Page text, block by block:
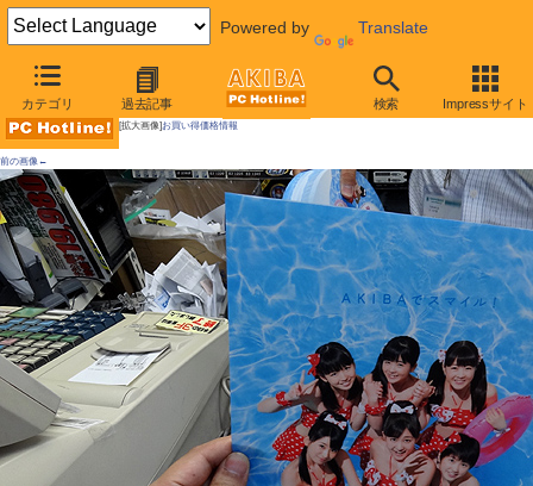
Powered by Translate
カテゴリ 過去記事 検索 Impressサイト
AKIBA PC Hotline!
[拡大画像]お買い得価格情報
前の画像←